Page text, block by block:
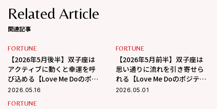
Related Article
関連記事
FORTUNE
【2026年5月後半】双子座は
アクティブに動くと幸運を呼
び込める【Love Me Doのポジ
ティブ星座占い】
2026.05.16
FORTUNE
【2026年5月前半】双子座は
思い通りに流れを引き寄せら
れる【Love Me Doのポジティ
ブ星座占い】
2026.05.01
FORTUNE